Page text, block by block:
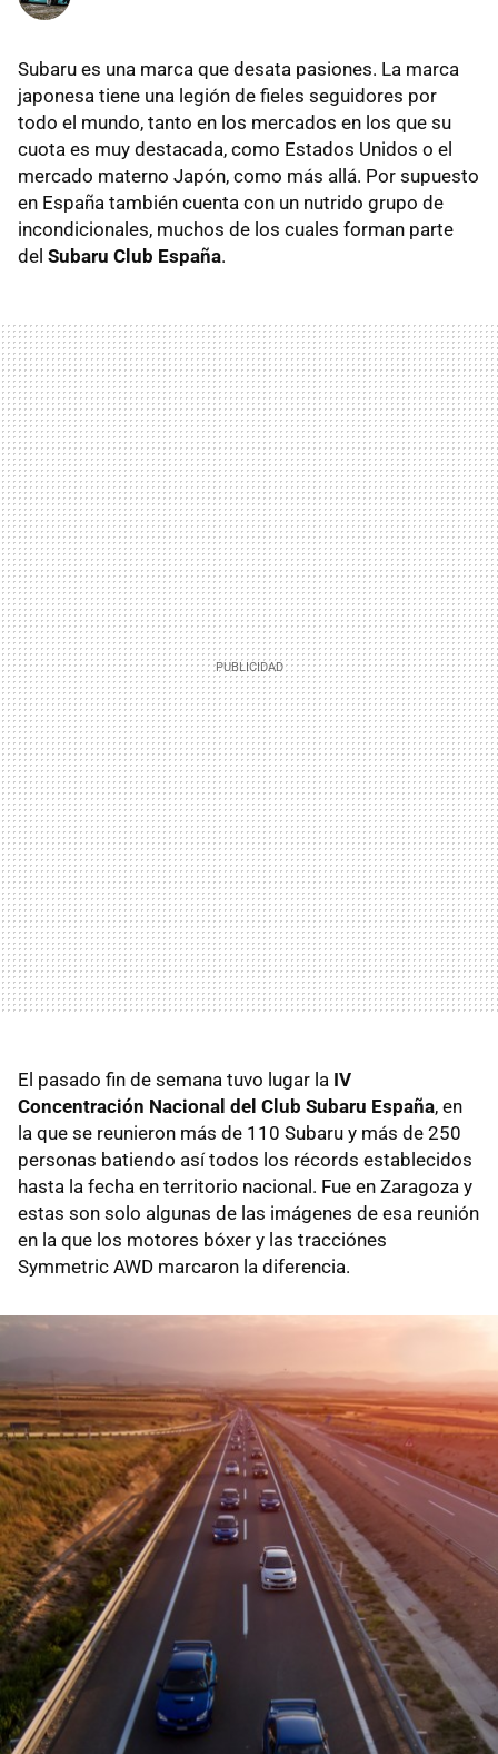
Subaru es una marca que desata pasiones. La marca
japonesa tiene una legión de fieles seguidores por
todo el mundo, tanto en los mercados en los que su
cuota es muy destacada, como Estados Unidos o el
mercado materno Japón, como más allá. Por supuesto
en España también cuenta con un nutrido grupo de
incondicionales, muchos de los cuales forman parte
del Subaru Club España.
El pasado fin de semana tuvo lugar la IV
Concentración Nacional del Club Subaru España, en
la que se reunieron más de 110 Subaru y más de 250
personas batiendo así todos los récords establecidos
hasta la fecha en territorio nacional. Fue en Zaragoza y
estas son solo algunas de las imágenes de esa reunión
en la que los motores bóxer y las tracciónes
Symmetric AWD marcaron la diferencia.